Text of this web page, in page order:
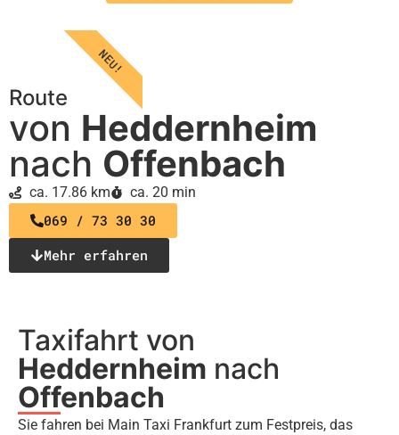
Route
von Heddernheim
nach Offenbach
ca. 17.86 km ca. 20 min
069 / 73 30 30
Mehr erfahren
NEU!
Taxifahrt von
Heddernheim nach
Offenbach
Sie fahren bei Main Taxi Frankfurt zum Festpreis, das